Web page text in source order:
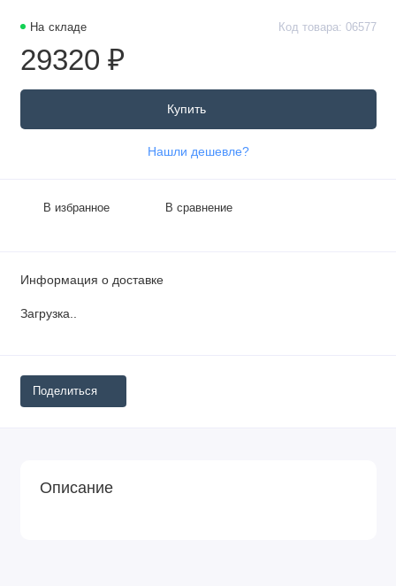
На складе Код товара: 06577
29320 ₽
Купить
Нашли дешевле?
В избранное В сравнение
Информация о доставке
Загрузка...
Поделиться
Описание